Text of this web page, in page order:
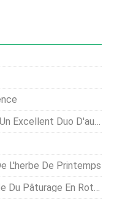
Duo D'automne
L'herbe De Printemps
Pâturage En Rotation